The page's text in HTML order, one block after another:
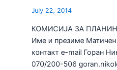
July 22, 2014
КОМИСИЈА ЗА
Име и презиме
контакт e-mail Горан
070/200-506